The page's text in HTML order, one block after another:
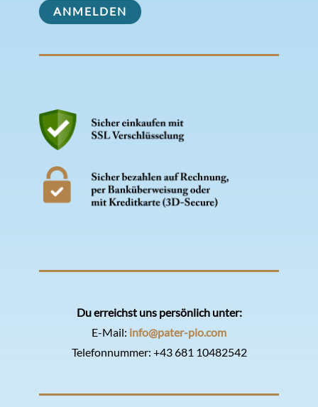
Du erreichst uns persönlich unter:
E-Mail: info@pater-pio.com
Telefonnummer: +43 681 10482542